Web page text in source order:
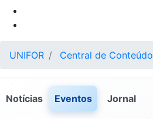
UNIFOR Central de Conteúdo
Notícias Eventos Jornal